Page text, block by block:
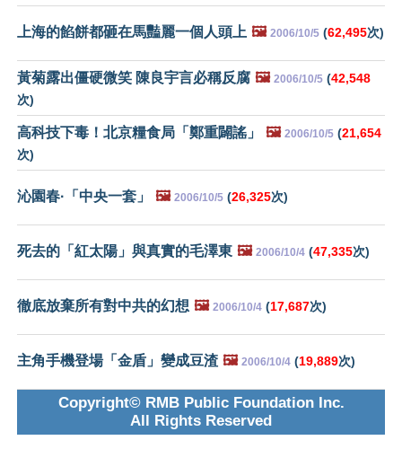
上海的餡餅都砸在馬豔麗一個人頭上 🖼️ 2006/10/5 (62,495次)
黃菊露出僵硬微笑 陳良宇言必稱反腐 🖼️ 2006/10/5 (42,548
次)
高科技下毒！北京糧食局「鄭重闢謠」 🖼️ 2006/10/5 (21,654
次)
沁園春·「中央一套」 🖼️ 2006/10/5 (26,325次)
死去的「紅太陽」與真實的毛澤東 🖼️ 2006/10/4 (47,335次)
徹底放棄所有對中共的幻想 🖼️ 2006/10/4 (17,687次)
主角手機登場「金盾」變成豆渣 🖼️ 2006/10/4 (19,889次)
Copyright© RMB Public Foundation Inc.
All Rights Reserved